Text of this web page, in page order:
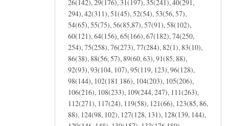
26(142), 29(176), 31(197), 35(241), 40(291,
294), 42(311), 51(45), 52(54), 53(56, 57),
54(65), 55(75), 56(85,87), 57(91), 58(102),
60(121), 64(156), 65(166), 67(182), 74(250,
254), 75(258), 76(273), 77(284), 82(1), 83(10),
86(38), 88(56, 57), 89(60, 63), 91(85, 88),
92(93), 93(104, 107), 95(119, 123), 96(128),
98(144), 102(181 186), 104(203), 105(206),
106(216), 108(233), 109(244, 247), 111(263),
112(271), 117(24), 119(58), 121(66), 123(85, 86,
88), 124(98, 102), 127(128, 131), 128(139, 144),